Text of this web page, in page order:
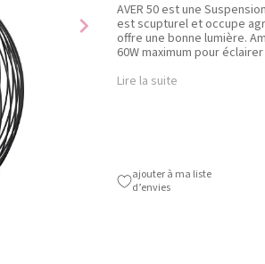
chevron_right
AVER 50 est une
est scupturel et occupe
offre une bonne lumière.
60W maximum pour
Lire la suite
ajouter à ma liste
d’envies